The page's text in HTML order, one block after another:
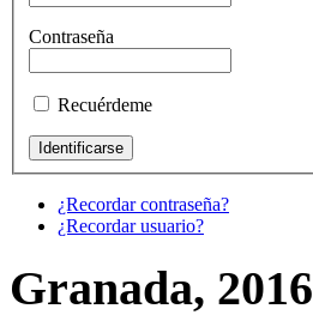
Contraseña
Recuérdeme
¿Recordar contraseña?
¿Recordar usuario?
Granada, 2016